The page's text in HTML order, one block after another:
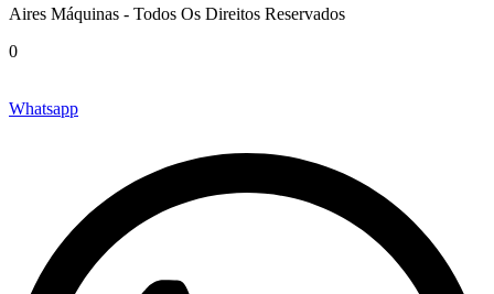
Aires Máquinas - Todos Os Direitos Reservados
0
Whatsapp